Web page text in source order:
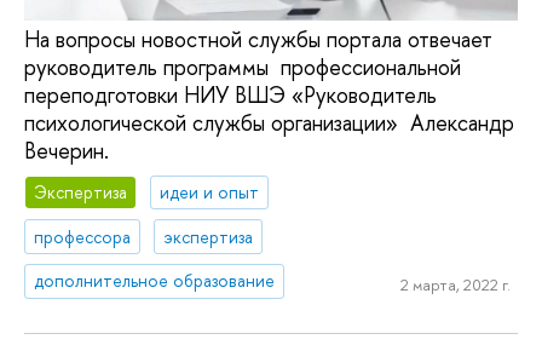
На вопросы новостной службы портала отвечает
руководитель программы профессиональной
переподготовки НИУ ВШЭ «Руководитель
психологической службы организации» Александр
Вечерин.
Экспертиза
идеи и опыт
профессора
экспертиза
дополнительное образование
2 марта, 2022 г.